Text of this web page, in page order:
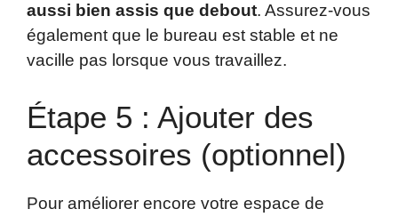
aussi bien assis que debout. Assurez-vous
également que le bureau est stable et ne
vacille pas lorsque vous travaillez.
Étape 5 : Ajouter des
accessoires (optionnel)
Pour améliorer encore votre espace de